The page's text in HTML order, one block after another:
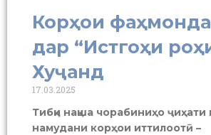
Корҳои
дар “Истгоҳи
Хуҷанд
17.03.2025
Тибқи нақша чорабиниҳо ҷиҳати
намудани корҳои иттилоотӣ –